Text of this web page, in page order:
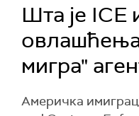
Шта је ICE
овлашћења
мигра"
Америчка